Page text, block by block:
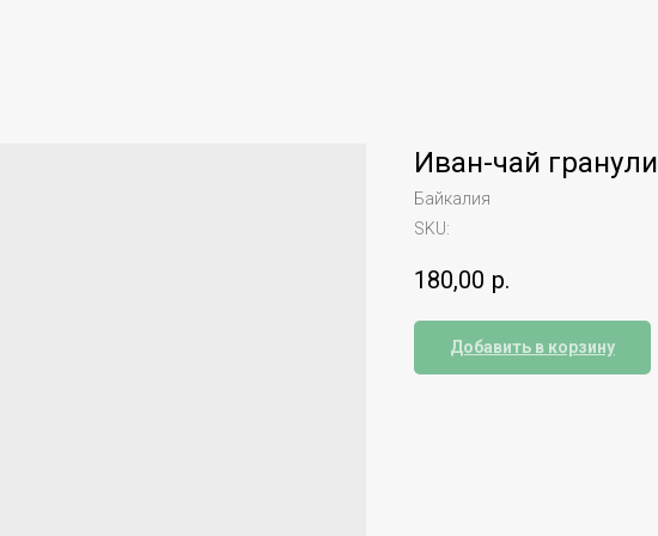
Иван-чай
Байкалия
SKU:
180,00 р.
Добавить в корзину